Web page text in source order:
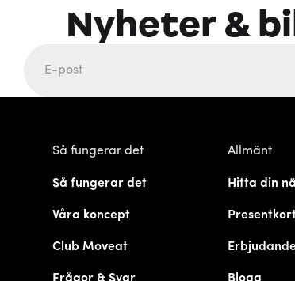
Nyheter &
Så fungerar det
Så fungerar det
Våra koncept
Club Moveat
Allmänt
Hitta din